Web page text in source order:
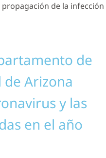
de la infección
de
de Arizona
y las
en el año